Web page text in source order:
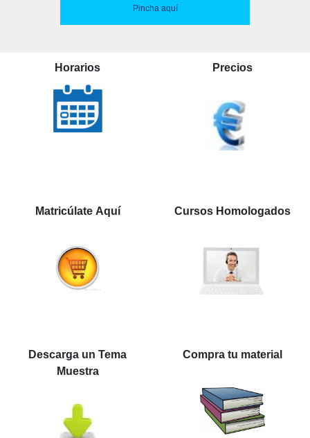
Pincha aquí
Horarios Precios
Matricúlate Aquí Cursos Homologados
Descarga un Tema
Muestra
Compra tu material